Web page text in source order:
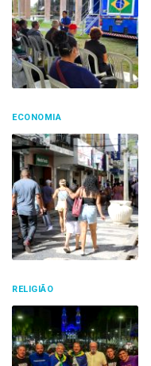
ECONOMIA
RELIGIÃO